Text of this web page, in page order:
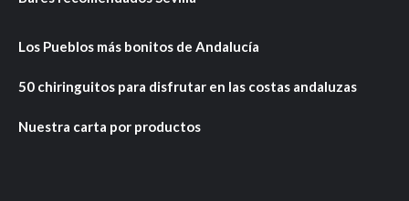
Los Pueblos más bonitos de Andalucía
50 chiringuitos para disfrutar en las costas andaluzas
Nuestra carta por productos